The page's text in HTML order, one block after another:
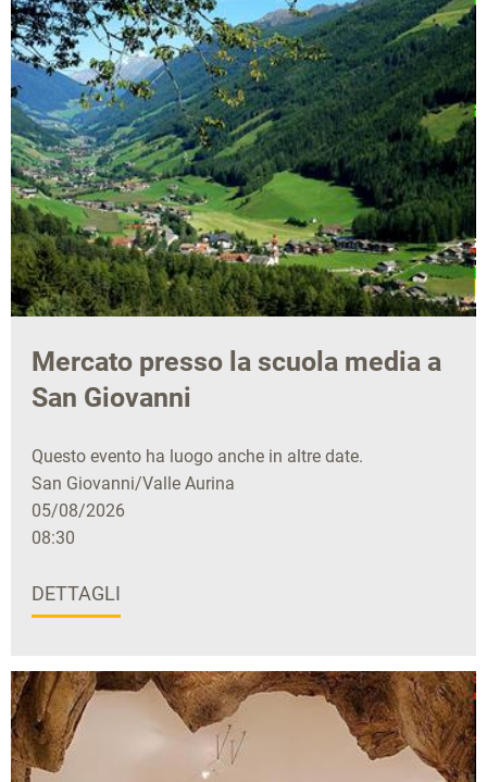
Mercato presso la scuola media a
San Giovanni
Questo evento ha luogo anche in altre date.
San Giovanni/Valle Aurina
05/08/2026
08:30
DETTAGLI